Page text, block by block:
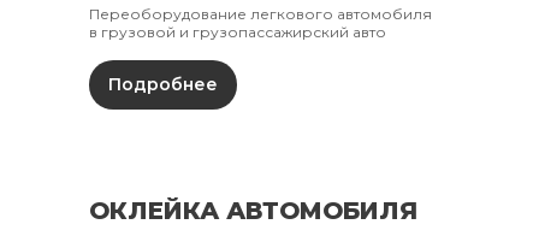
Переоборудование легкового автомобиля
в грузовой и грузопассажирский авто
Подробнее
ОКЛЕЙКА АВТОМОБИЛЯ